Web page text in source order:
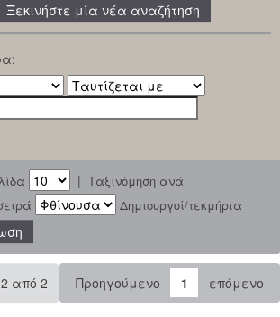
Ξεκινήστε μία νέα αναζήτηση
| Ταξινόμηση ανά
Δημιουργοί/τεκμήρια
από 2 Προηγούμενο 1 επόμενο